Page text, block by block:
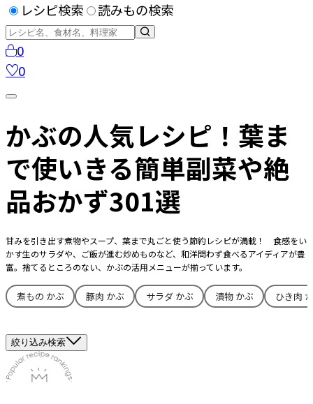
レシピ検索
読みもの検索
0
0
かぶの人気レシピ！葉ま
で使いきる簡単副菜や絶
品おかず301選
甘みを引き出す煮物やスープ、葉まで丸ごと使う節約レシピが満載！ 食感をい
かす生のサラダや、ご飯が進む炒めものなど、和洋問わず食べるアイディアが豊
富。捨てるところのない、かぶの活用メニューが揃っています。
煮もの かぶ 豚肉 かぶ サラダ かぶ 漬物 かぶ ひき肉
絞り込み検索